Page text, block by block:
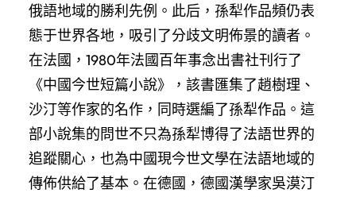
俄語地域的勝利先例。此后，孫犁作品頻仍表
態于世界各地，吸引了分歧文明佈景的讀者。
在法國，1980年法國百年事念出書社刊行了
《中國今世短篇小說》，該書匯集了趙樹理、
沙汀等作家的名作，同時選編了孫犁作品。這
部小說集的問世不只為孫犁博得了法語世界的
追蹤關心，也為中國現今世文學在法語地域的
傳佈供給了基本。在德國，德國漢學家吳漠汀